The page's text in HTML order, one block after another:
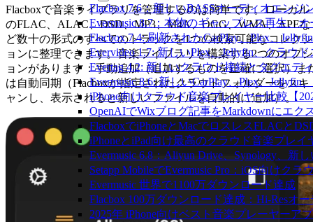
Flacbox 7.6：新しいBASSオーディオエン
Evermusic 8.7：本物のギャップレス再生、
Flacbox 7.4: 刷新されたCarPlay、Plex、
Evervideo 1.7: 新しいPlex、Jellyfin、クラウ
Evertag 4.2: 新しいクラウド接続とタグエデ
Evermusic 8.6: 新しいCarPlay、Plex、Jellyfin
iPhone向けクラウド音楽プレイヤー比較【
OpenAIでWixブログ記事をMarkdownにエク
FlacboxでiPhoneとMacでロスレスFLACと
iPhoneとiPad向け最高のクラウド音楽プレイ
Evermusic 6.8：Aliyun Drive、Synology、新
Setapp MobileでEvermusic Pro：iOS向けクラ
Evermusic 世界で1100万ダウンロード達成
Flacbox 100万ダウンロード達成：Hi-Resオ
2025年 iPhone向けベスト音楽プレーヤーア
Flacboxで音楽ライブラリを管理するのは簡単です。ローカル
のFLAC、ALAC、DSD、MP3、M4A、OGG、WMA、APEな
ど数十の形式のすべてのトラックを1つの検索可能なコレクシ
ョンに整理できます。音楽ライブラリを構築する2つのオプシ
ョンがあります：手動追加（追加するものを正確に選択）ま
は自動同期（Flacboxが指定されたクラウドフォルダーをスキ
ャンし、表示されると新しいファイルを自動的に追加）。